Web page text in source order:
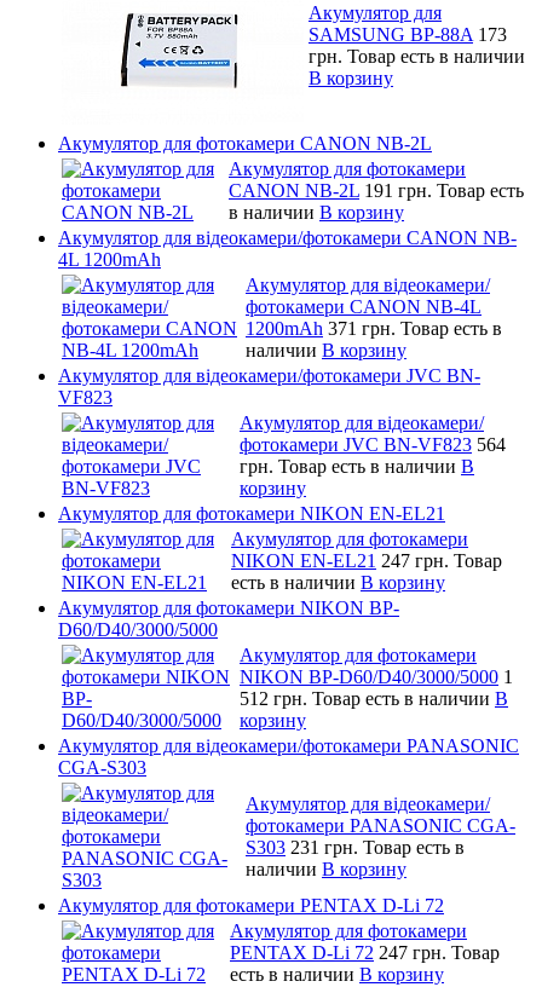
Акумулятор для
SAMSUNG BP-88A 173
грн. Товар есть в наличии
В корзину
Акумулятор для фотокамери CANON NB-2L
Акумулятор для фотокамери
CANON NB-2L 191 грн. Товар есть
в наличии В корзину
Акумулятор для відеокамери/фотокамери CANON NB-
4L 1200mAh
Акумулятор для відеокамери/
фотокамери CANON NB-4L
1200mAh 371 грн. Товар есть в
наличии В корзину
Акумулятор для відеокамери/фотокамери JVC BN-
VF823
Акумулятор для відеокамери/
фотокамери JVC BN-VF823 564
грн. Товар есть в наличии В
корзину
Акумулятор для фотокамери NIKON EN-EL21
Акумулятор для фотокамери
NIKON EN-EL21 247 грн. Товар
есть в наличии В корзину
Акумулятор для фотокамери NIKON BP-
D60/D40/3000/5000
Акумулятор для фотокамери
NIKON BP-D60/D40/3000/5000 1
512 грн. Товар есть в наличии В
корзину
Акумулятор для відеокамери/фотокамери PANASONIC
CGA-S303
Акумулятор для відеокамери/
фотокамери PANASONIC CGA-
S303 231 грн. Товар есть в
наличии В корзину
Акумулятор для фотокамери PENTAX D-Li 72
Акумулятор для фотокамери
PENTAX D-Li 72 247 грн. Товар
есть в наличии В корзину